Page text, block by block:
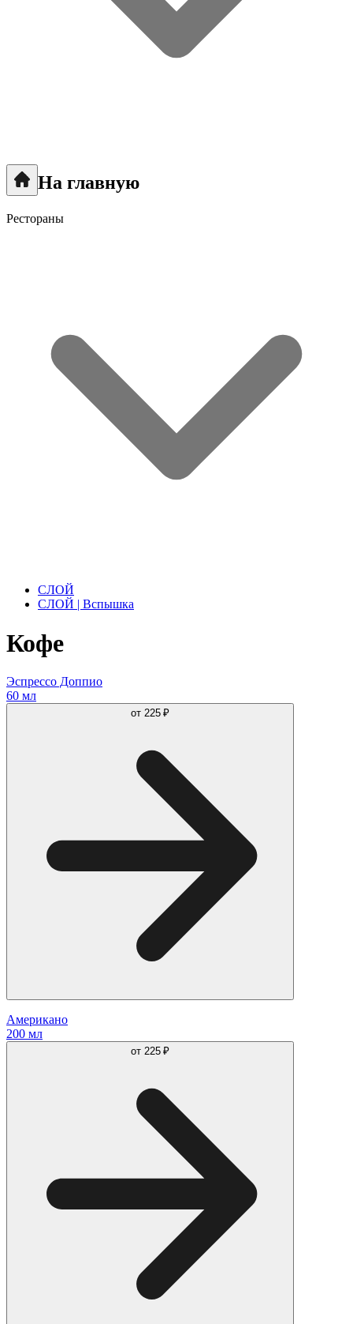
На главную
Рестораны
СЛОЙ
СЛОЙ | Вспышка
Кофе
Эспрессо Доппио
60 мл
от 225 ₽
Американо
200 мл
от 225 ₽